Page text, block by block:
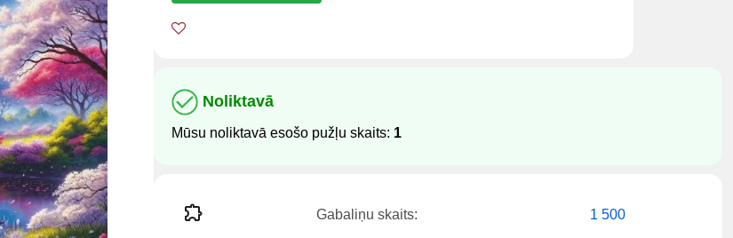
Noliktavā
Mūsu noliktavā esošo pužļu skaits: 1
Gabaliņu skaits: 1 500